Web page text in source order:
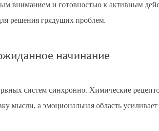
вниманием и готовностью к активным
решения грядущих проблем.
начинание
систем синхронно. Химические
мысли, а эмоциональная область